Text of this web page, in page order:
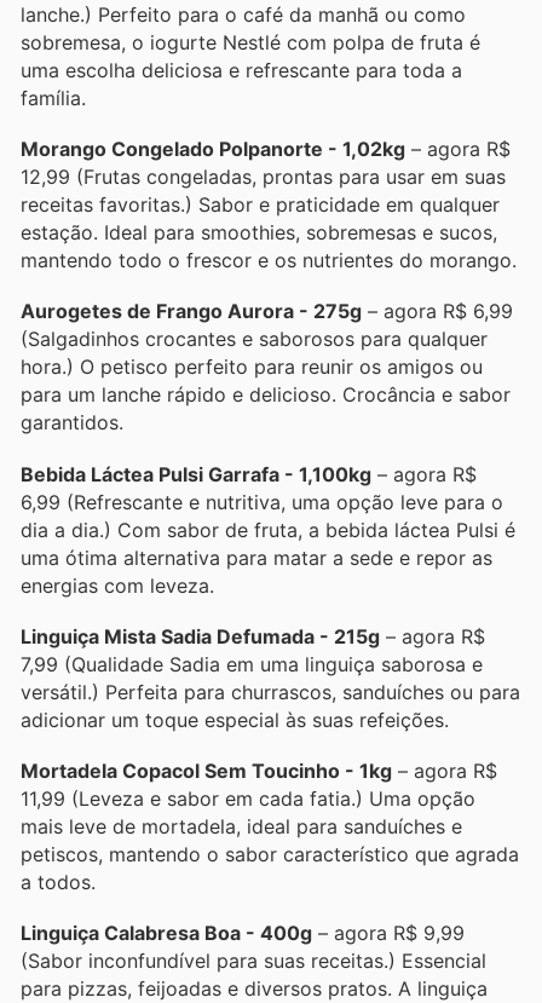
lanche.) Perfeito para o café da manhã ou como
sobremesa, o iogurte Nestlé com polpa de fruta é
uma escolha deliciosa e refrescante para toda a
família.
Morango Congelado Polpanorte - 1,02kg – agora R$
12,99 (Frutas congeladas, prontas para usar em suas
receitas favoritas.) Sabor e praticidade em qualquer
estação. Ideal para smoothies, sobremesas e sucos,
mantendo todo o frescor e os nutrientes do morango.
Aurogetes de Frango Aurora - 275g – agora R$ 6,99
(Salgadinhos crocantes e saborosos para qualquer
hora.) O petisco perfeito para reunir os amigos ou
para um lanche rápido e delicioso. Crocância e sabor
garantidos.
Bebida Láctea Pulsi Garrafa - 1,100kg – agora R$
6,99 (Refrescante e nutritiva, uma opção leve para o
dia a dia.) Com sabor de fruta, a bebida láctea Pulsi é
uma ótima alternativa para matar a sede e repor as
energias com leveza.
Linguiça Mista Sadia Defumada - 215g – agora R$
7,99 (Qualidade Sadia em uma linguiça saborosa e
versátil.) Perfeita para churrascos, sanduíches ou para
adicionar um toque especial às suas refeições.
Mortadela Copacol Sem Toucinho - 1kg – agora R$
11,99 (Leveza e sabor em cada fatia.) Uma opção
mais leve de mortadela, ideal para sanduíches e
petiscos, mantendo o sabor característico que agrada
a todos.
Linguiça Calabresa Boa - 400g – agora R$ 9,99
(Sabor inconfundível para suas receitas.) Essencial
para pizzas, feijoadas e diversos pratos. A linguiça